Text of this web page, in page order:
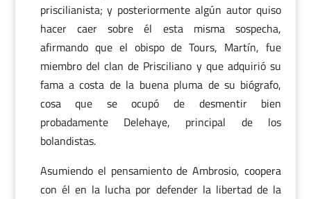
priscilianista; y posteriormente algún autor quiso
hacer caer sobre él esta misma sospecha,
afirmando que el obispo de Tours, Martín, fue
miembro del clan de Prisciliano y que adquirió su
fama a costa de la buena pluma de su biógrafo,
cosa que se ocupó de desmentir bien
probadamente Delehaye, principal de los
bolandistas.
Asumiendo el pensamiento de Ambrosio, coopera
con él en la lucha por defender la libertad de la